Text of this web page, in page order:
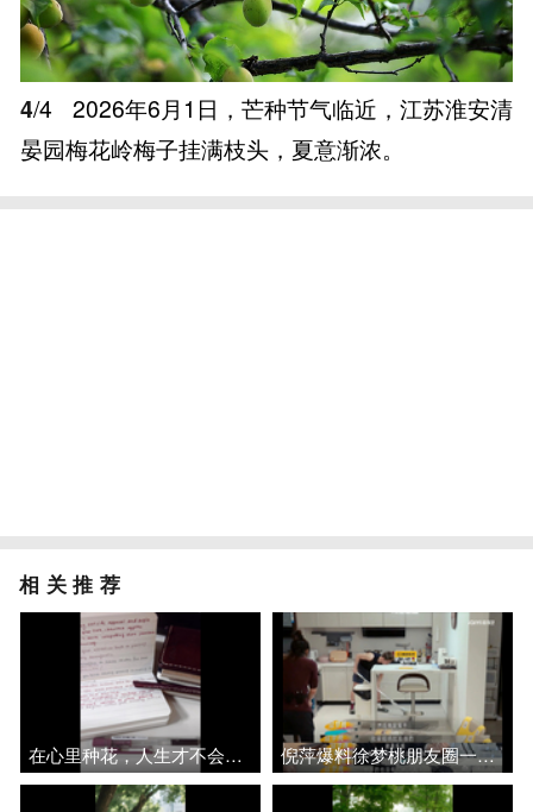
4/4
2026年6月1日，芒种节气临近，江苏淮安清
晏园梅花岭梅子挂满枝头，夏意渐浓。
相关推荐
在心里种花，人生才不会荒芜 倪萍爆料徐梦桃朋友圈一天发800条，王心迪承包